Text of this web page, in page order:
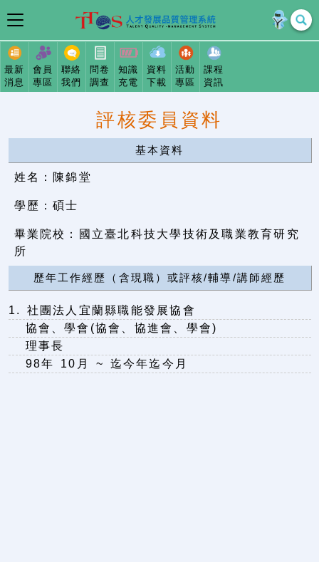
最新
消息
會員
專區
聯絡
我們
問卷
調查
知識
充電
資料
下載
活動
專區
課程
資訊
評核委員資料
基本資料
姓名：陳錦堂
學歷：碩士
畢業院校：國立臺北科技大學技術及職業教育研究
所
歷年工作經歷（含現職）或評核/輔導/講師經歷
1. 社團法人宜蘭縣職能發展協會
協會、學會(協會、協進會、學會)
理事長
98年 10月 ~ 迄今年迄今月